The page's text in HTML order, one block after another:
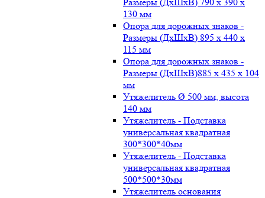
130 мм
Опора для дорожных знаков -
Размеры (ДxШxВ) 895 x 440 x
115 мм
Опора для дорожных знаков -
Размеры (ДxШxВ)885 x 435 x 104
мм
Утяжелитель Ø 500 мм, высота
140 мм
Утяжелитель - Подставка
универсальная квадратная
300*300*40мм
Утяжелитель - Подставка
универсальная квадратная
500*500*30мм
Утяжелитель основания